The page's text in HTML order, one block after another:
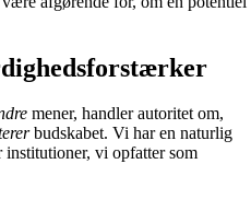
mener, handler autoritet om,
budskabet. Vi har en naturlig
institutioner, vi opfatter som